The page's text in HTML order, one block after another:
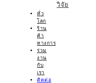
วิจัย
ทั่ว
โลก
ร้าน
ค้า
ทางการ
ร่วม
งาน
กับ
เรา
ติดต่อ